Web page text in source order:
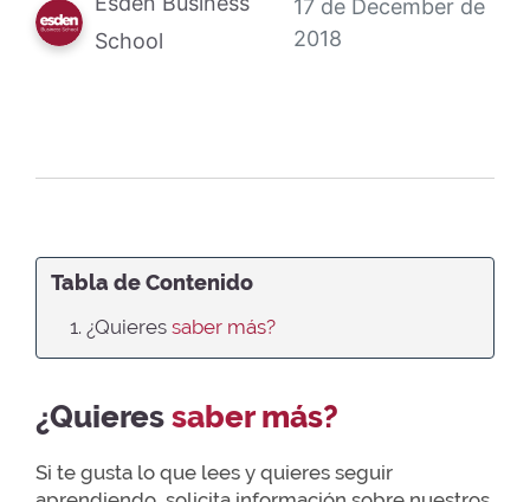
School
17 de December de
2018
Tabla de Contenido
1. ¿Quieres saber más?
¿Quieressaber más?
Si te gusta lo que lees y quieres seguir